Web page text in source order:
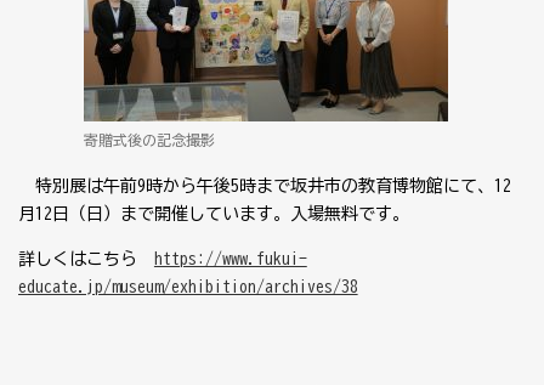
寄贈式後の記念撮影
特別展は午前9 時から午後5 時まで坂井市の教育博物館にて、 12
月 12 日（日）まで開催しています。入場無料です。
詳しくはこちら
https://www.fukui-
educate.jp/museum/exhibition/archives/38